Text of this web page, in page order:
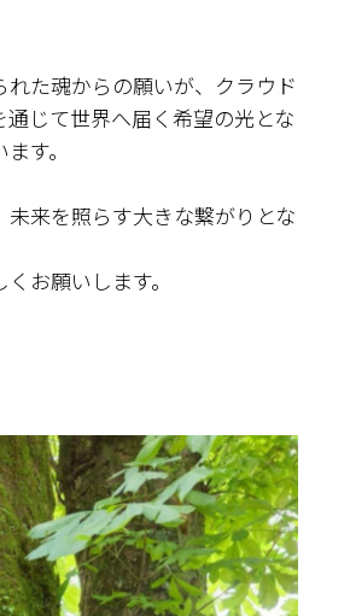
れた魂からの願いが、クラウド
通じて世界へ届く希望の光とな
す。
未来を照らす大きな繋がりとな
お願いします。